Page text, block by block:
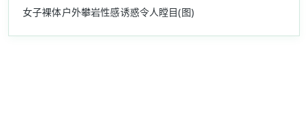
女子裸体户外攀岩性感诱惑令人瞠目(图)